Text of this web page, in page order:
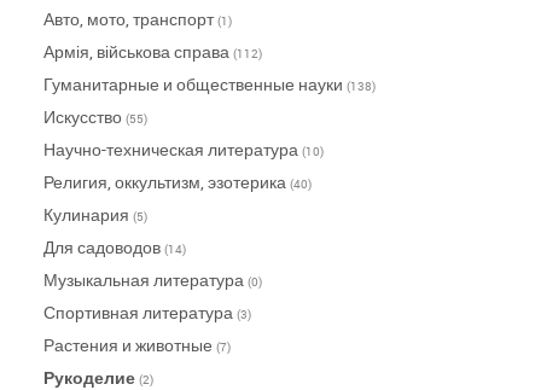
Авто, мото, транспорт(1)
Армія, військова справа (112)
Гуманитарные и общественные науки (138)
Искусство (55)
Научно-техническая литература (10)
Религия, оккультизм, эзотерика (40)
Кулинария (5)
Для садоводов (14)
Музыкальная литература (0)
Спортивная литература (3)
Растения и животные (7)
Рукоделие (2)